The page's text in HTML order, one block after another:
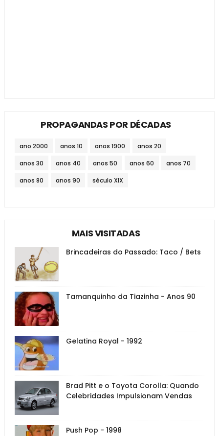
PROPAGANDAS POR DÉCADAS
ano 2000 anos 10 anos 1900 anos 20
anos 30 anos 40 anos 50 anos 60 anos 70
anos 80 anos 90 século XIX
MAIS VISITADAS
Brincadeiras do Passado: Taco / Bets
Tamanquinho da Tiazinha - Anos 90
Gelatina Royal - 1992
Brad Pitt e o Toyota Corolla: Quando
Celebridades Impulsionam Vendas
Push Pop - 1998